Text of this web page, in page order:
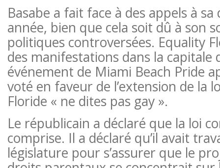
Basabe a fait face à des appels à
année, bien que cela soit dû à son
politiques controversées. Equality
des manifestations dans la capitale
événement de Miami Beach Pride
voté en faveur de l’extension de la
Floride « ne dites pas gay ».
Le républicain a déclaré que la loi
comprise. Il a déclaré qu’il avait
législature pour s’assurer que le